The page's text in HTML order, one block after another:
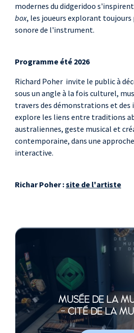
modernes du didgeridoo
box, les joueurs explorant
sonore de l'instrument.
Programme été 2026
Richard Poher invite le public à
sous un angle à la fois culturel,
travers des démonstrations et
explore les liens entre traditions
australiennes, geste musical et
contemporaine, dans une
interactive.
Richar Poher :site de l'artiste
MUSÉE DE LA
- CITÉ DE LA